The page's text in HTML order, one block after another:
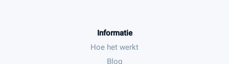
Informatie
Hoe het werkt
Blog